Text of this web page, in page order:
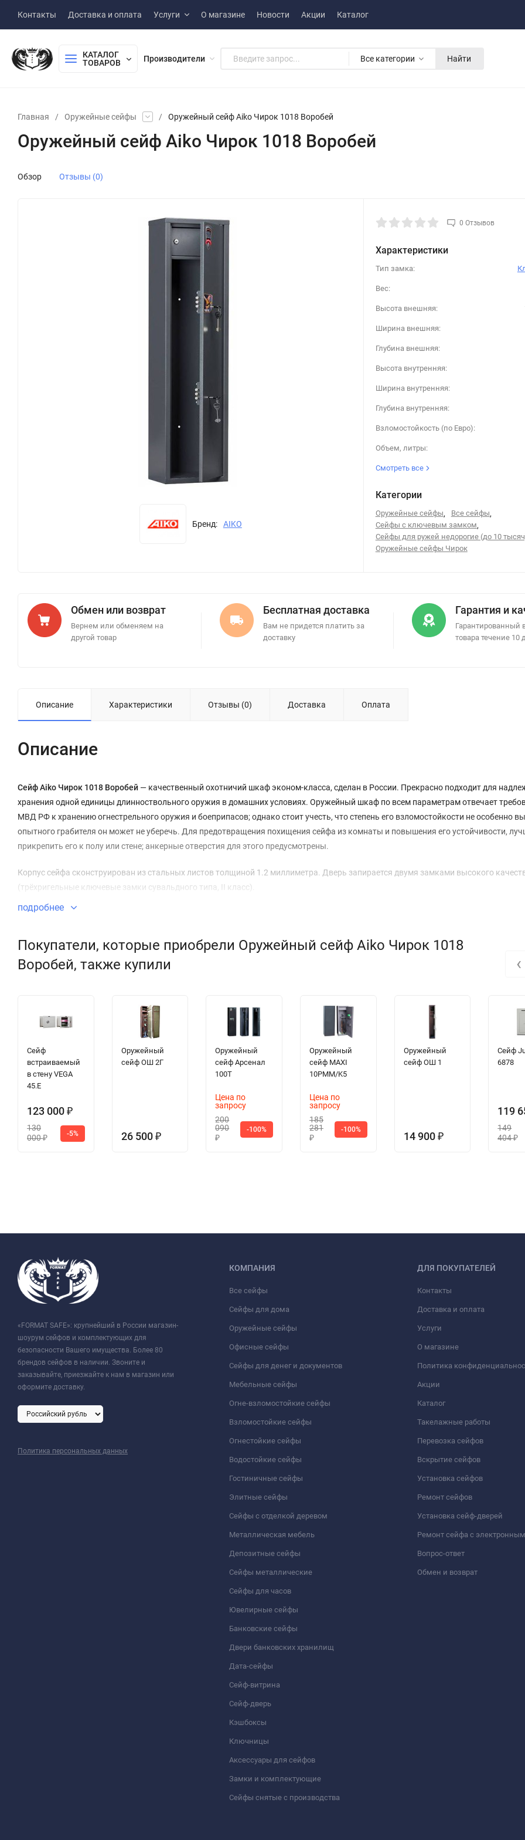
Контакты Доставка и оплата Услуги О магазине Новости Акции Каталог
КАТАЛОГ
ТОВАРОВ
Производители Все категории Найти
Главная / Оружейные сейфы / Оружейный сейф Aiko Чирок 1018 Воробей
Оружейный сейф Aiko Чирок 1018 Воробей
Обзор Отзывы (0)
Бренд: AIKO
0 Отзывов
Характеристики
Тип замка:
Вес:
Высота внешняя:
Ширина внешняя:
Глубина внешняя:
Высота внутренняя:
Ширина внутренняя:
Глубина внутренняя:
Взломостойкость (по Евро):
Объем, литры:
Смотреть все
Категории
Оружейные сейфы, Все сейфы,
Сейфы с ключевым замком,
Сейфы для ружей недорогие (до 10
Оружейные сейфы Чирок
Обмен или возврат
Вернем или обменяем на
другой товар
Бесплатная доставка
Вам не придется платить за
доставку
Гарантия и
Гарантированный
товара течение 10
Описание Характеристики Отзывы (0) Доставка Оплата
Описание
Сейф Aiko Чирок 1018 Воробей — качественный охотничий шкаф эконом-класса, сделан в России. Прекрасно подходит для
хранения одной единицы длинноствольного оружия в домашних условиях. Оружейный шкаф по всем параметрам отвечает
МВД РФ к хранению огнестрельного оружия и боеприпасов; однако стоит учесть, что степень его взломостойкости не особенно
опытного грабителя он может не уберечь. Для предотвращения похищения сейфа из комнаты и повышения его устойчивости,
прикрепить его к полу или стене; анкерные отверстия для этого предусмотрены.
Корпус сейфа сконструирован из стальных листов толщиной 1.2 миллиметра. Дверь запирается двумя замками высокого
(трёхригельные ключевые замки сувальдного типа, II класс).
Во внутреннем пространстве модели Чирок 1018 Воробей располагается отделение под боеприпасы размерами 146х259х152 мм,
Поверхность оружейного шкафа обработана качественным защитным составом; цветовой дизайн – нейтральный оттенок
подробнее
Покупатели, которые приобрели Оружейный сейф Aiko Чирок 1018
Воробей, также купили
Сейф
встраиваемый
в стену VEGA
45.E
123 000 ₽
130
000₽
-5%
Оружейный
сейф ОШ 2Г
26 500 ₽
Оружейный
сейф Арсенал
100Т
Цена по
запросу
200
090
₽
-100%
Оружейный
сейф MAXI
10PMM/K5
Цена по
запросу
185
281
₽
-100%
Оружейный
сейф ОШ 1
14 900 ₽
Сейф
6878
119
149
404₽
‹
«FORMAT SAFE»: крупнейший в России магазин-
шоурум сейфов и комплектующих для
безопасности Вашего имущества. Более 80
брендов сейфов в наличии. Звоните и
заказывайте, приезжайте к нам в магазин или
оформите доставку.
Политика персональных данных
КОМПАНИЯ
Все сейфы
Сейфы для дома
Оружейные сейфы
Офисные сейфы
Сейфы для денег и документов
Мебельные сейфы
Огне-взломостойкие сейфы
Взломостойкие сейфы
Огнестойкие сейфы
Водостойкие сейфы
Гостиничные сейфы
Элитные сейфы
Сейфы с отделкой деревом
Металлическая мебель
Депозитные сейфы
Сейфы металлические
Сейфы для часов
Ювелирные сейфы
Банковские сейфы
Двери банковских хранилищ
Дата-сейфы
Сейф-витрина
Сейф-дверь
Кэшбоксы
Ключницы
Аксессуары для сейфов
Замки и комплектующие
Сейфы снятые с производства
ДЛЯ ПОКУПАТЕЛЕЙ
Контакты
Доставка и оплата
Услуги
О магазине
Политика
Акции
Каталог
Такелажные работы
Перевозка сейфов
Вскрытие сейфов
Установка сейфов
Ремонт сейфов
Установка сейф-дверей
Ремонт сейфа с
Вопрос-ответ
Обмен и возврат